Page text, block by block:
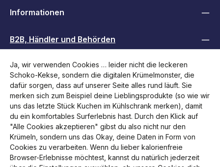
Informationen
B2B, Händler und Behörden
Folge uns
Ja, wir verwenden Cookies … leider nicht die leckeren
Schoko-Kekse, sondern die digitalen Krümelmonster, die
dafür sorgen, dass auf unserer Seite alles rund läuft. Sie
merken sich zum Beispiel deine Lieblingsprodukte (so wie wir
uns das letzte Stück Kuchen im Kühlschrank merken), damit
du ein komfortables Surferlebnis hast. Durch den Klick auf
"Alle Cookies akzeptieren" gibst du also nicht nur den
Krümeln, sondern uns das Okay, deine Daten in Form von
Cookies zu verarbeiten. Wenn du lieber kalorienfreie
Browser-Erlebnisse möchtest, kannst du natürlich jederzeit